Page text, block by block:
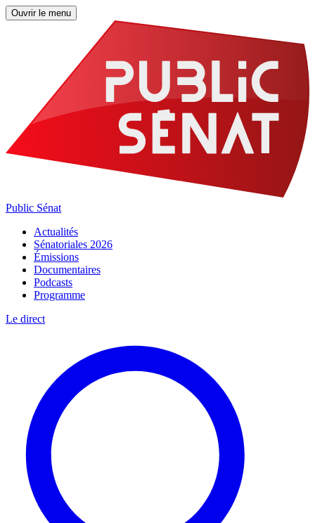
Ouvrir le menu
Public Sénat
Actualités
Sénatoriales 2026
Émissions
Documentaires
Podcasts
Programme
Le direct